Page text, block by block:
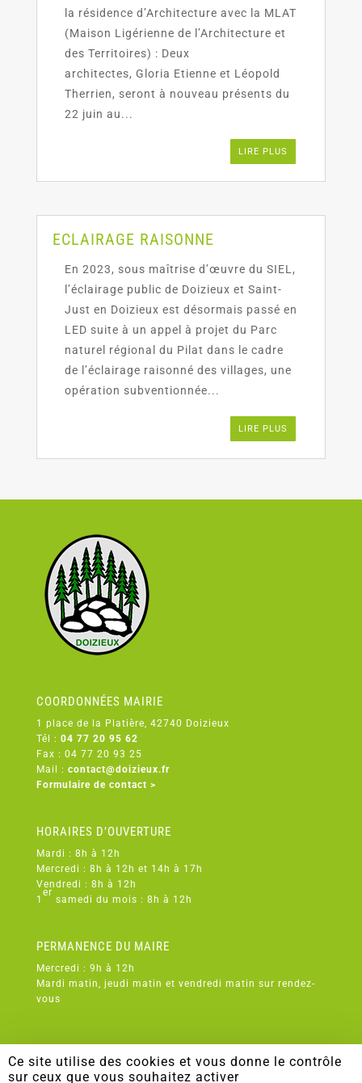
Ce site utilise des cookies et vous donne le contrôle
sur ceux que vous souhaitez activer
la résidence d’Architecture avec la MLAT
(Maison Ligérienne de l’Architecture et
des Territoires) : Deux
architectes, Gloria Etienne et Léopold
Therrien, seront à nouveau présents du
22 juin au...
LIRE PLUS
ECLAIRAGE RAISONNE
En 2023, sous maîtrise d’œuvre du SIEL,
l’éclairage public de Doizieux et Saint-
Just en Doizieux est désormais passé en
LED suite à un appel à projet du Parc
naturel régional du Pilat dans le cadre
de l’éclairage raisonné des villages, une
opération subventionnée...
LIRE PLUS
COORDONNÉES MAIRIE
1 place de la Platière, 42740 Doizieux
Tél : 04 77 20 95 62
Fax : 04 77 20 93 25
Mail : contact@doizieux.fr
Formulaire de contact >
HORAIRES D’OUVERTURE
Mardi : 8h à 12h
Mercredi : 8h à 12h et 14h à 17h
Vendredi : 8h à 12h
1
er
samedi du mois : 8h à 12h
PERMANENCE DU MAIRE
Mercredi : 9h à 12h
Mardi matin, jeudi matin et vendredi matin sur rendez-
vous